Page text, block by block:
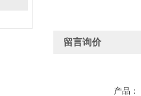
留言询价
产品：